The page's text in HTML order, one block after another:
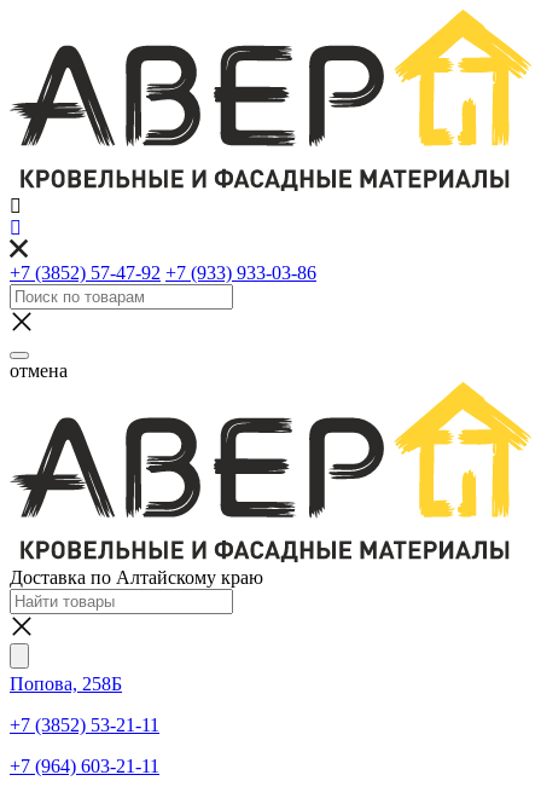
+7 (3852) 57-47-92 +7 (933) 933-03-86
отмена
Доставка по Алтайскому краю
Попова, 258Б
+7 (3852) 53-21-11
+7 (964) 603-21-11